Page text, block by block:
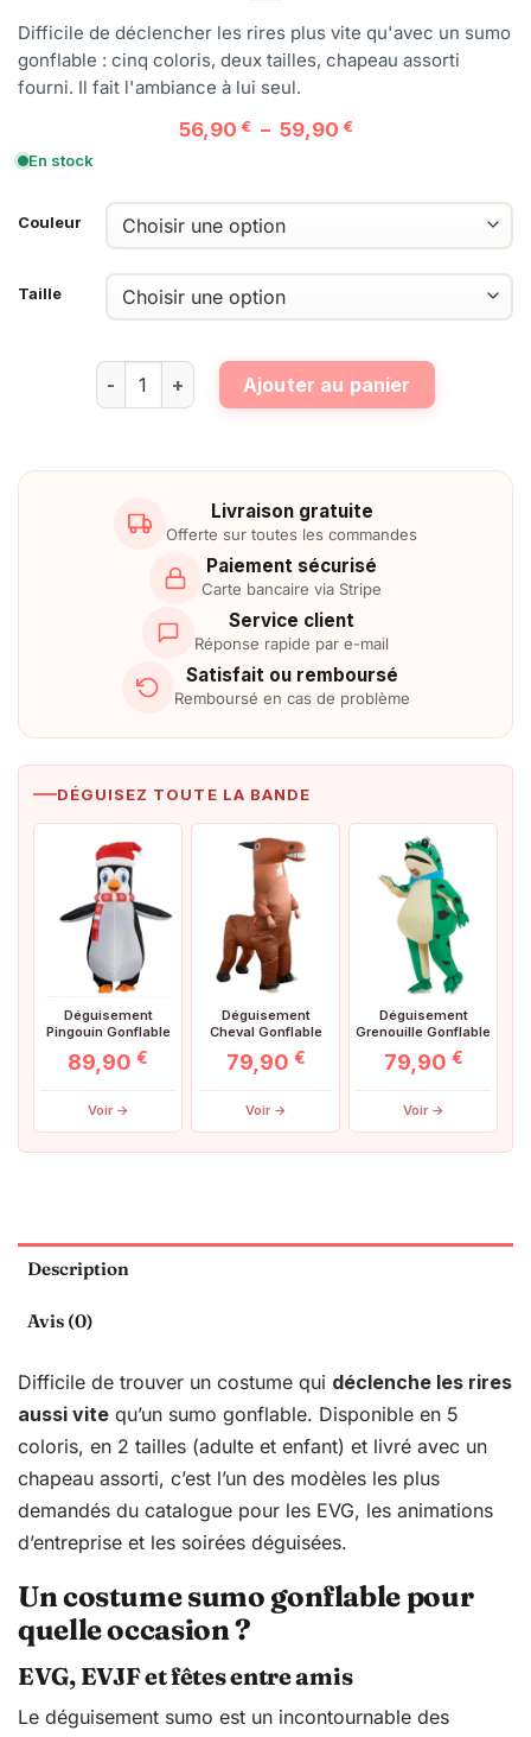
Difficile de déclencher les rires plus vite qu'avec un sumo
gonflable : cinq coloris, deux tailles, chapeau assorti
fourni. Il fait l'ambiance à lui seul.
56,90 € – 59,90 €Plage
à
En stock
Couleur
Taille
quantité de Déguisement Sumo Gonflable
Ajouter au panier
Livraison gratuite
Offerte sur toutes les commandes
Paiement sécurisé
Carte bancaire via Stripe
Service client
Réponse rapide par e-mail
Satisfait ou remboursé
Remboursé en cas de problème
DÉGUISEZ TOUTE LA BANDE
Déguisement
Pingouin Gonflable
89,90 €
Voir →
Déguisement
Cheval Gonflable
79,90 €
Voir →
Déguisement
Grenouille Gonflable
79,90 €
Voir →
Description
Avis (0)
Difficile de trouver un costume qui déclenche les rires
aussi vite qu’un sumo gonflable. Disponible en 5
coloris, en 2 tailles (adulte et enfant) et livré avec un
chapeau assorti, c’est l’un des modèles les plus
demandés du catalogue pour les EVG, les animations
d’entreprise et les soirées déguisées.
Un costume sumo gonflable pour
quelle occasion ?
EVG, EVJF et fêtes entre amis
Le déguisement sumo est un incontournable des